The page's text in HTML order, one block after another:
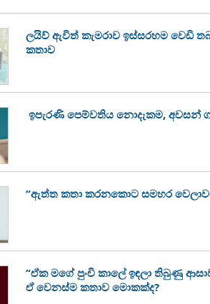
ලයිව් ඇවිත් කැමරාව ඉස්සරහම වෙඩි
කතාව
ඉපැරණි පෙම්වතිය නොදැකම, අවසන්
“ඇත්ත කතා කරනකොට සමහර
“ඒක මගේ පුංචි කාලේ ඉඳලා තිබුණු
ඒ වෙනස්ම කතාව මොකක්ද?